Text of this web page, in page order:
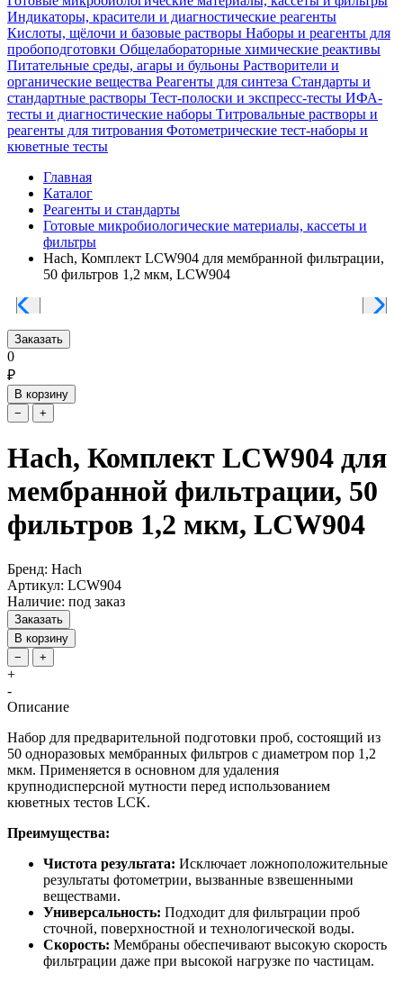
Индикаторы, красители и диагностические реагенты
Кислоты, щёлочи и базовые растворы Наборы и реагенты для
пробоподготовки Общелабораторные химические реактивы
Питательные среды, агары и бульоны Растворители и
органические вещества Реагенты для синтеза Стандарты и
стандартные растворы Тест-полоски и экспресс-тесты ИФА-
тесты и диагностические наборы Титровальные растворы и
реагенты для титрования Фотометрические тест-наборы и
кюветные тесты
Главная
Каталог
Реагенты и стандарты
Готовые микробиологические материалы, кассеты и
фильтры
Hach, Комплект LCW904 для мембранной фильтрации,
50 фильтров 1,2 мкм, LCW904
Заказать
0
₽
В корзину
−
+
Hach, Комплект LCW904 для
мембранной фильтрации, 50
фильтров 1,2 мкм, LCW904
Бренд: Hach
Артикул: LCW904
Наличие: под заказ
Заказать
В корзину
−
+
+
-
Описание
Набор для предварительной подготовки проб, состоящий из
50 одноразовых мембранных фильтров с диаметром пор 1,2
мкм. Применяется в основном для удаления
крупнодисперсной мутности перед использованием
кюветных тестов LCK.
Преимущества:
Чистота результата: Исключает ложноположительные
результаты фотометрии, вызванные взвешенными
веществами.
Универсальность: Подходит для фильтрации проб
сточной, поверхностной и технологической воды.
Скорость: Мембраны обеспечивают высокую скорость
фильтрации даже при высокой нагрузке по частицам.